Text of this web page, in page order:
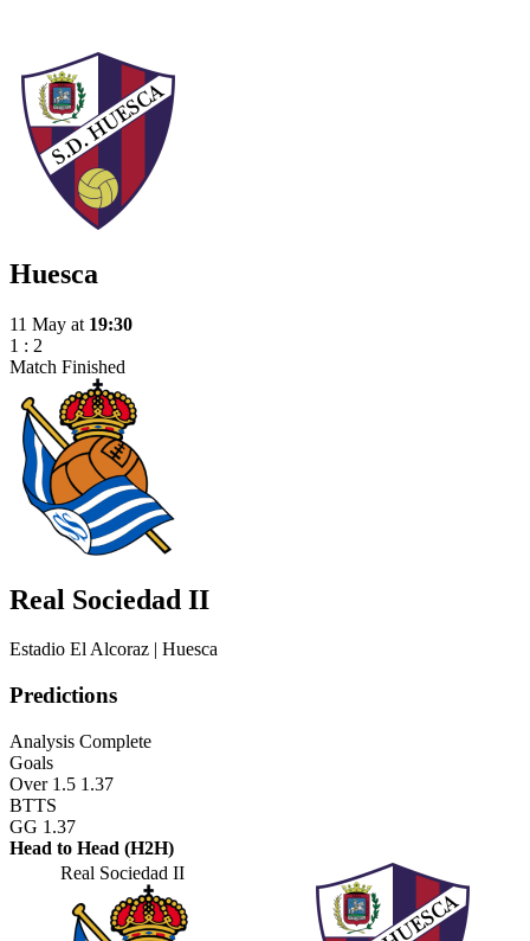
Huesca
11 May at 19:30
1 : 2
Match Finished
Real Sociedad II
Estadio El Alcoraz | Huesca
Predictions
Analysis Complete
Goals
Over 1.5 1.37
BTTS
GG 1.37
Head to Head (H2H)
Real Sociedad II